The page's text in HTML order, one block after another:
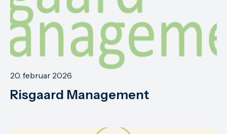
Risgaard Management
20. februar 2026